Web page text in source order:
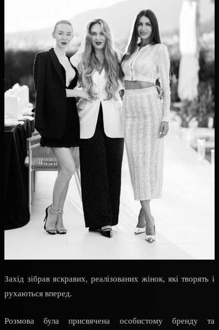
Захід зібрав яскравих, реалізованих жінок, які творять і
рухаються вперед.
Розмова була присвячена особистому бренду та